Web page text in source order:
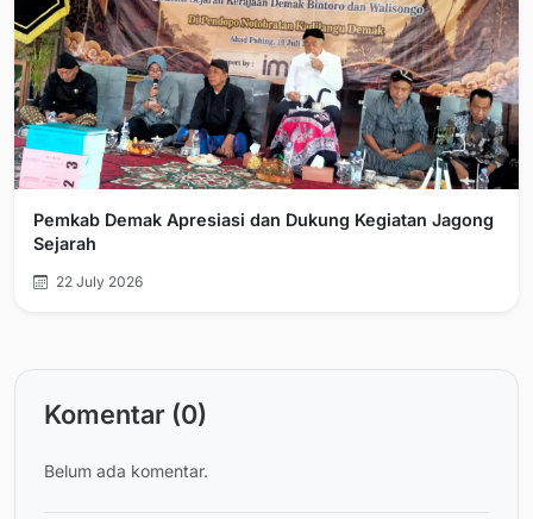
Pemkab Demak Apresiasi dan Dukung Kegiatan Jagong
Sejarah
22 July 2026
Komentar (0)
Belum ada komentar.